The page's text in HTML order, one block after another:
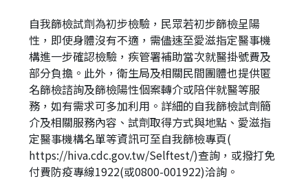
自我篩檢試劑為初步檢驗，民眾若初步篩檢呈陽
性，即使身體沒有不適，需儘速至愛滋指定醫事機
構進一步確認檢驗，疾管署補助當次就醫掛號費及
部分負擔。此外，衛生局及相關民間團體也提供匿
名篩檢諮詢及篩檢陽性個案轉介或陪伴就醫等服
務，如有需求可多加利用。詳細的自我篩檢試劑簡
介及相關服務內容、試劑取得方式與地點、愛滋指
定醫事機構名單等資訊可至自我篩檢專頁(
https://hiva.cdc.gov.tw/Selftest/)查詢，或撥打免
付費防疫專線1922(或0800-001922)洽詢。